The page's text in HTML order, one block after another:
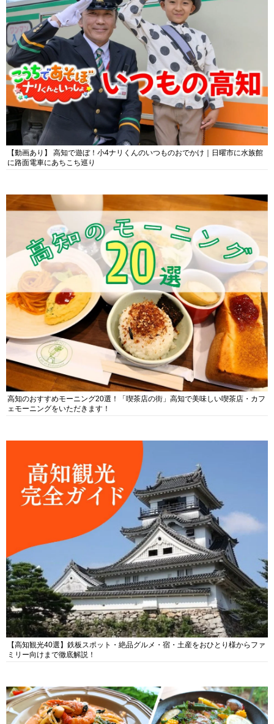
【動画あり】 高知で遊ぼ！小4ナリくんのいつものおでかけ｜日曜市に水族館
に路面電車にあちこち巡り
高知のおすすめモーニング20選！「喫茶店の街」高知で美味しい喫茶店・カフ
ェモーニングをいただきます！
【高知観光40選】鉄板スポット・絶品グルメ・宿・土産をおひとり様からファ
ミリー向けまで徹底解説！